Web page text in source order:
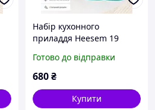
Набір кухонного
приладдя Heesem 19
силіконовими
аксесуарами, ножами,
бірюзовий
Готово до відправки
680₴
Купити